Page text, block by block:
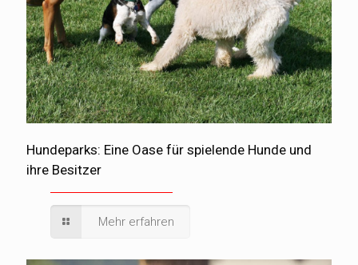
Hundeparks: Eine Oase für spielende Hunde und
ihre Besitzer
Mehr erfahren